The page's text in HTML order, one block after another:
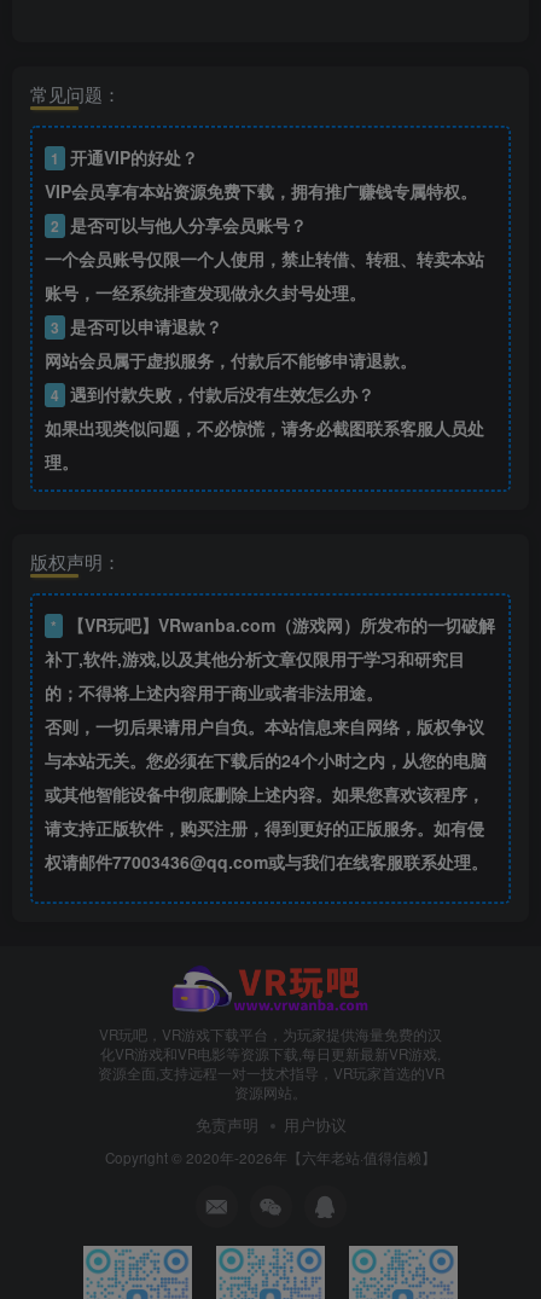
常见问题：
1 开通VIP的好处？
VIP会员享有本站资源免费下载，拥有推广赚钱专属特权。
2 是否可以与他人分享会员账号？
一个会员账号仅限一个人使用，禁止转借、转租、转卖本站
账号，一经系统排查发现做永久封号处理。
3 是否可以申请退款？
网站会员属于虚拟服务，付款后不能够申请退款。
4 遇到付款失败，付款后没有生效怎么办？
如果出现类似问题，不必惊慌，请务必截图联系客服人员处
理。
版权声明：
* 【VR玩吧】VRwanba.com（游戏网）所发布的一切破解
补丁,软件,游戏,以及其他分析文章仅限用于学习和研究目
的；不得将上述内容用于商业或者非法用途。
否则，一切后果请用户自负。本站信息来自网络，版权争议
与本站无关。您必须在下载后的24个小时之内，从您的电脑
或其他智能设备中彻底删除上述内容。如果您喜欢该程序，
请支持正版软件，购买注册，得到更好的正版服务。如有侵
权请邮件77003436@qq.com或与我们在线客服联系处理。
VR玩吧，VR游戏下载平台，为玩家提供海量免费的汉
化VR游戏和VR电影等资源下载,每日更新最新VR游戏,
资源全面,支持远程一对一技术指导，VR玩家首选的VR
资源网站。
免责声明 用户协议
Copyright © 2020年-2026年【六年老站·值得信赖】